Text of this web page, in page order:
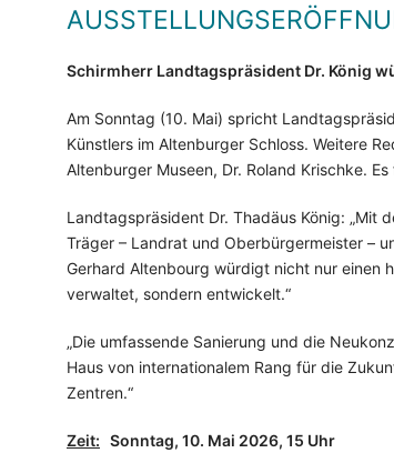
Schirmherr Landtagspräsident Dr. König
Am Sonntag (10. Mai) spricht
Künstlers im Altenburger Schloss. Weitere
Altenburger Museen, Dr. Roland Krischke.
Landtagspräsident Dr. Thadäus König: „Mit
Träger – Landrat und Oberbürgermeister –
Gerhard Altenbourg würdigt nicht nur einen
verwaltet, sondern entwickelt.“
„Die umfassende Sanierung und die
Haus von internationalem Rang für die
Zentren.“
Zeit: Sonntag, 10. Mai 2026, 15 Uhr